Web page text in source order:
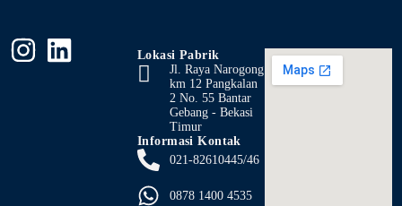
Lokasi Pabrik
Jl. Raya Narogong
km 12 Pangkalan
2 No. 55 Bantar
Gebang - Bekasi
Timur
Informasi Kontak
021-82610445/46
0878 1400 4535